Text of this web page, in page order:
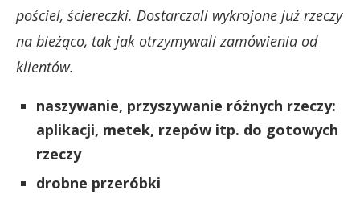
pościel, ściereczki. Dostarczali wykrojone już rzeczy
na bieżąco, tak jak otrzymywali zamówienia od
klientów.
naszywanie, przyszywanie różnych rzeczy:
aplikacji, metek, rzepów itp. do gotowych
rzeczy
drobne przeróbki